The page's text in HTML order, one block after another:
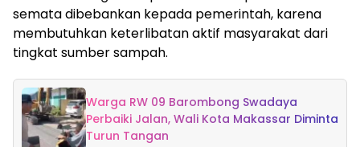
semata dibebankan kepada pemerintah, karena
membutuhkan keterlibatan aktif masyarakat dari
tingkat sumber sampah.
Warga RW 09 Barombong Swadaya
Perbaiki Jalan, Wali Kota Makassar Diminta
Turun Tangan